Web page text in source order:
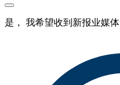
是， 我希望收到新报业媒体